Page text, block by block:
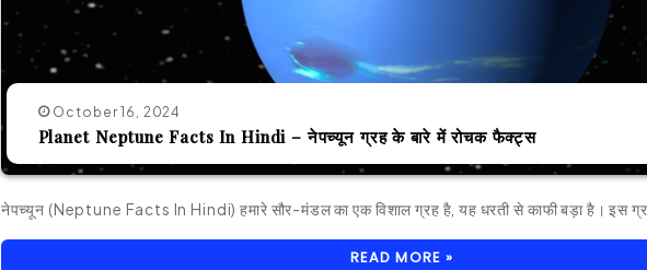
October 16, 2024
Planet Neptune Facts In Hindi – नेपच्यून ग्रह के बारे में रोचक फैक्ट्स
नेपच्यून (Neptune Facts In Hindi) हमारे सौर-मंडल का एक विशाल ग्रह है, यह धरती से काफी बड़ा है। इस
READ MORE »